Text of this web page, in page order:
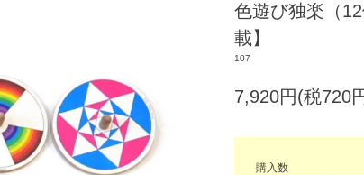
色遊び独楽（
載】
107
7,920円(税720
購入数